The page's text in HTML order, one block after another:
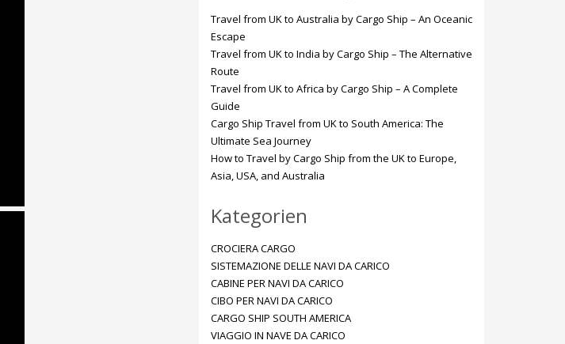
Travel from UK to Australia by Cargo Ship – An Oceanic
Escape
Travel from UK to India by Cargo Ship – The Alternative
Route
Travel from UK to Africa by Cargo Ship – A Complete
Guide
Cargo Ship Travel from UK to South America: The
Ultimate Sea Journey
How to Travel by Cargo Ship from the UK to Europe,
Asia, USA, and Australia
Kategorien
CROCIERA CARGO
SISTEMAZIONE DELLE NAVI DA CARICO
CABINE PER NAVI DA CARICO
CIBO PER NAVI DA CARICO
CARGO SHIP SOUTH AMERICA
VIAGGIO IN NAVE DA CARICO